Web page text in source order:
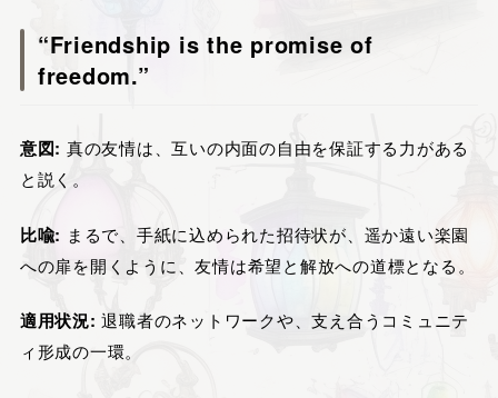
“Friendship is the promise of
freedom.”
意図: 真の友情は、互いの内面の自由を保証する力がある
と説く。
比喩: まるで、手紙に込められた招待状が、遥か遠い楽園
への扉を開くように、友情は希望と解放への道標となる。
適用状況: 退職者のネットワークや、支え合うコミュニテ
ィ形成の一環。